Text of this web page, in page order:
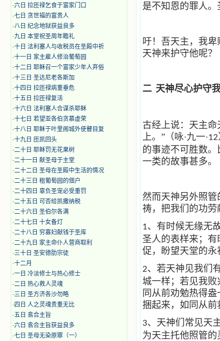
·六日 拉匝禄乞食于富家门口
·七日 贪世福的富贵人
·八日 纪念地狱获益良多
·九日 本堂祝圣周年瞻礼
·十日 法利塞人与收税员在圣殿中祈
·十一日 家主雇人修治葡萄园
·十二日 耶稣召一个富家少年人弃俗
·十三日 圣达尼老各斯加
·十四日 拉匝禄病重垂危
·十五日 拉匝禄复活
·十六日 法利塞人合谋杀耶稣
·十七日 若望亚各伯贪慕虚荣
·十八日 耶稣于叶里阁城外使瞽目复
·十九日 匝凯回头
·二十日 耶稣罚无花果树
·二十一日 献圣母于主堂
·二十二日 圣母在圣殿中生活的情况
·二十三日 租葡萄园的佃户
·二十四日 辜负圣宠必受重罚
·二十五日 可否给凯撒纳税
·二十六日 圣伯尔各满
·二十七日 十女备灯
·二十八日 穷寡妇献钱于圣库
·二十九日 家主命仆人营商取利
·三十日 圣安德肋宗徒
·十二月
·​一日 冷淡修士与热心修士
·二日 热心救人灵魂
·三日 圣方济各沙勿略
· 四日 人之灵魂贵重无比
·五日 翕合主旨
·六日 翕合主旨获益良多
·七日 圣母无染原罪（一）
是不知恩的罪人
吁！吾天主，我
天神来护守他呢？
二 天神尽心护守
古经上说：天主
上。”（咏·九一·12
的事迹不可胜数
一类的故事甚多。
然而天神另外照
祷，把我们的功
1、有时候无缘无
圣人的表样来；
促，盼望天堂的
2、若天神见我们
城一样；若见我
同从前劝勉热得
捆起来，如同从
3、天神们常见天
为天主托他照管的